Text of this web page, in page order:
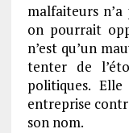
malfaiteurs
on pourrait
n’est qu’un
tenter de
politiques. Elle
entreprise
son nom.